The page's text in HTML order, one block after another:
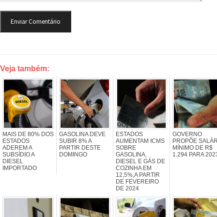
Veja também:
MAIS DE 80% DOS
ESTADOS
ADEREM A
SUBSÍDIO A
DIESEL
IMPORTADO
GASOLINA DEVE
SUBIR 8% A
PARTIR DESTE
DOMINGO
ESTADOS
AUMENTAM ICMS
SOBRE
GASOLINA,
DIESEL E GÁS DE
COZINHA EM
12,5%,A PARTIR
DE FEVEREIRO
DE 2024
GOVERNO
PROPÕE
MÍNIMO DE R$
1.294 PARA